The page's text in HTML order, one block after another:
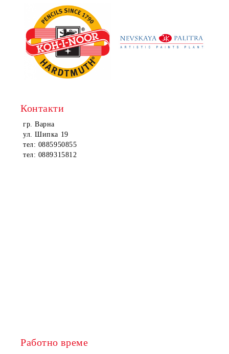
Контакти
гр. Варна
ул. Шипка 19
тел: 0885950855
тел: 0889315812
Работно време